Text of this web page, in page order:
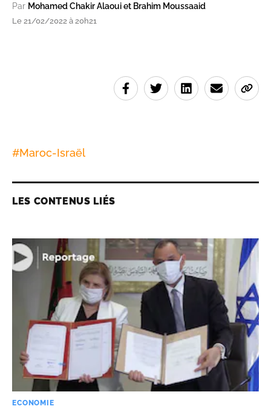
Par Mohamed Chakir Alaoui et Brahim Moussaaid
Le 21/02/2022 à 20h21
#Maroc-Israël
LES CONTENUS LIÉS
ECONOMIE